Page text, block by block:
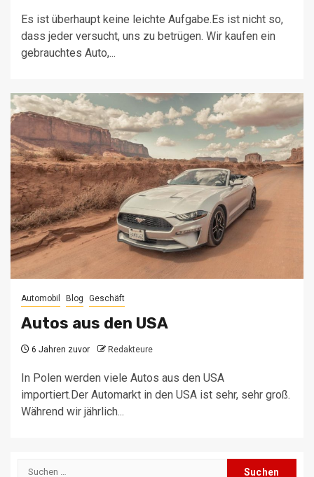
Es ist überhaupt keine leichte Aufgabe.Es ist nicht so,
dass jeder versucht, uns zu betrügen. Wir kaufen ein
gebrauchtes Auto,...
Automobil Blog Geschäft
Autos aus den USA
6 Jahren zuvor Redakteure
In Polen werden viele Autos aus den USA
importiert.Der Automarkt in den USA ist sehr, sehr groß.
Während wir jährlich...
Suchen